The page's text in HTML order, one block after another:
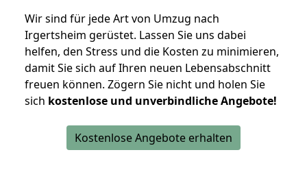
Wir sind für jede Art von Umzug nach
Irgertsheim gerüstet. Lassen Sie uns dabei
helfen, den Stress und die Kosten zu minimieren,
damit Sie sich auf Ihren neuen Lebensabschnitt
freuen können. Zögern Sie nicht und holen Sie
sich kostenlose und unverbindliche Angebote!
Kostenlose Angebote erhalten